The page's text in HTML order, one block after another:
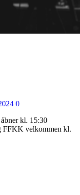
0
kl. 15:30
FFKK velkommen kl.